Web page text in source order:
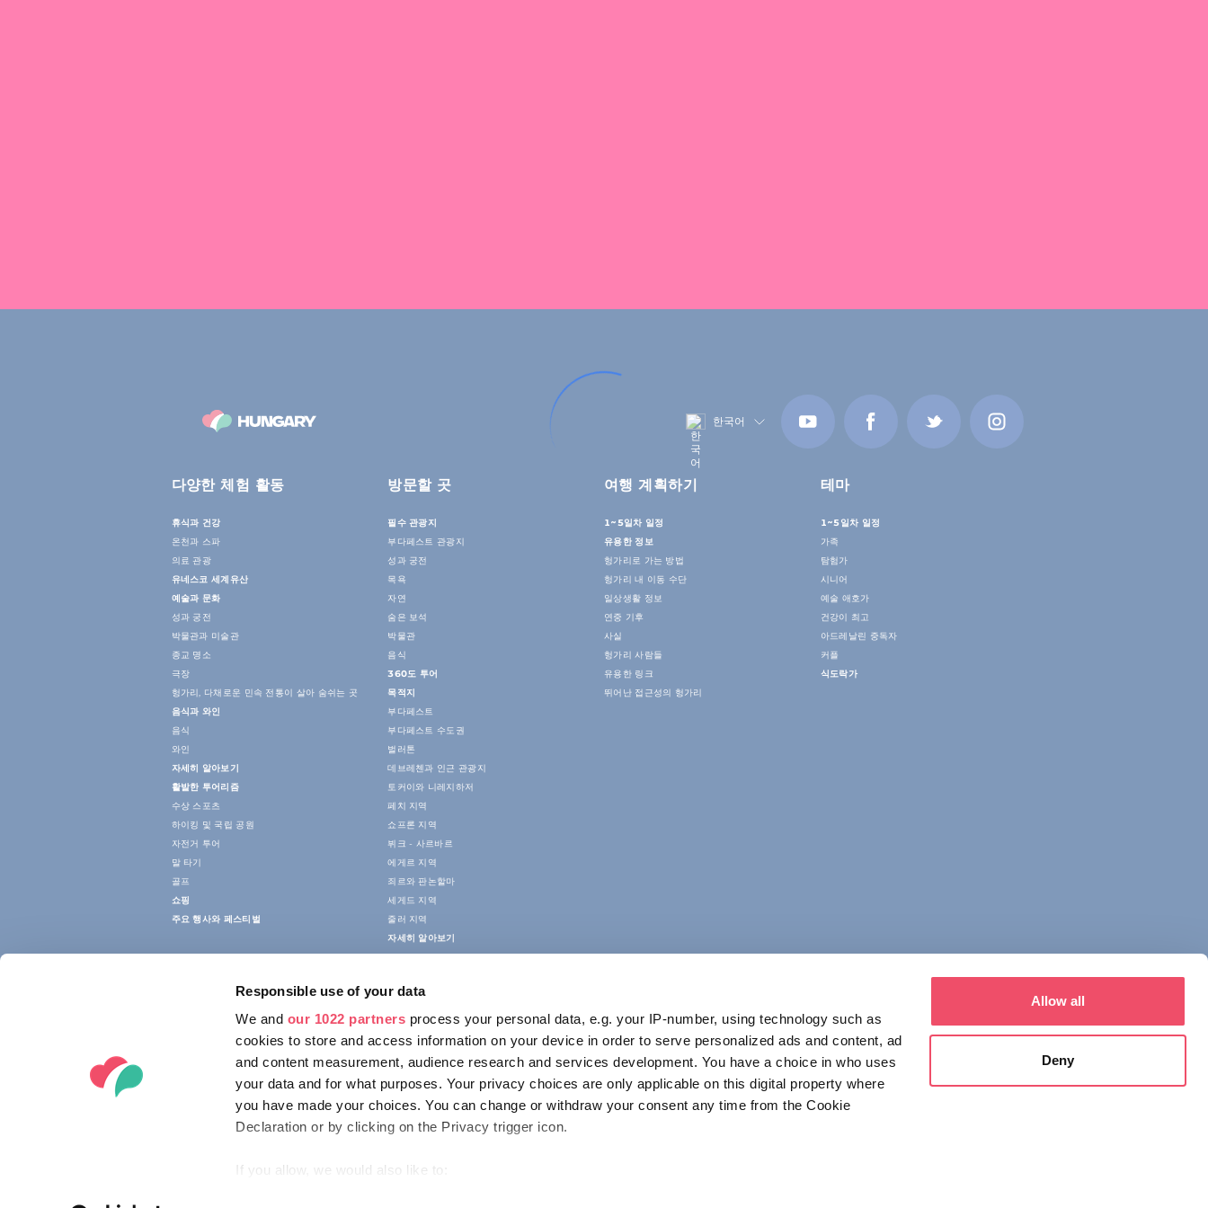
Responsible use of your data
We and our 1022 partners process your personal data, e.g. your IP-number, using technology such as
cookies to store and access information on your device in order to serve personalized ads and content, ad
and content measurement, audience research and services development. You have a choice in who uses
your data and for what purposes. Your privacy choices are only applicable on this digital property where
you have made your choices. You can change or withdraw your consent any time from the Cookie
Declaration or by clicking on the Privacy trigger icon.
If you allow, we would also like to:
Allow all
Deny
한국어
다양한 체험 활동
휴식과 건강
온천과 스파
의료 관광
유네스코 세계유산
예술과 문화
성과 궁전
박물관과 미술관
종교 명소
극장
헝가리, 다채로운 민속 전통이 살아 숨쉬는 곳
음식과 와인
음식
와인
자세히 알아보기
활발한 투어리즘
수상 스포츠
하이킹 및 국립 공원
자전거 투어
말 타기
골프
쇼핑
주요 행사와 페스티벌
방문할 곳
필수 관광지
부다페스트 관광지
성과 궁전
목욕
자연
숨은 보석
박물관
음식
360도 투어
목적지
부다페스트
부다페스트 수도권
벌러톤
데브레첸과 인근 관광지
토커이와 니레지하저
페치 지역
쇼프론 지역
뷔크 - 사르바르
에게르 지역
죄르와 판논할마
세게드 지역
줄러 지역
자세히 알아보기
여행 계획하기
1~5일차 일정
유용한 정보
헝가리로 가는 방법
헝가리 내 이동 수단
일상생활 정보
연중 기후
사실
헝가리 사람들
유용한 링크
뛰어난 접근성의 헝가리
테마
1~5일차 일정
가족
탐험가
시니어
예술 애호가
건강이 최고
아드레날린 중독자
커플
식도락가
접촉
Alkotás utca 19